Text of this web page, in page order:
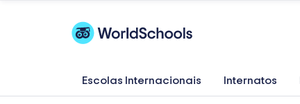
Escolas Internacionais Internatos